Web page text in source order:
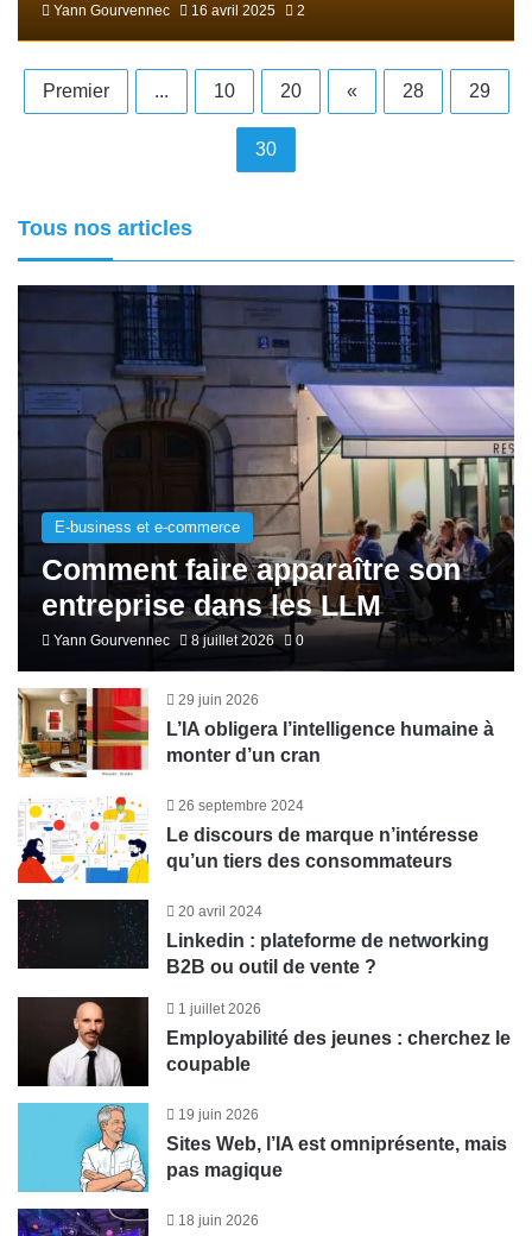
Yann Gourvennec 16 avril 2025 2
Premier ... 10 20 « 28 29
30
Tous nos articles
E-business et e-commerce
Comment faire apparaître son
entreprise dans les LLM
Yann Gourvennec 8 juillet 2026 0
29 juin 2026
L’IA obligera l’intelligence humaine à
monter d’un cran
26 septembre 2024
Le discours de marque n’intéresse
qu’un tiers des consommateurs
20 avril 2024
Linkedin : plateforme de networking
B2B ou outil de vente ?
1 juillet 2026
Employabilité des jeunes : cherchez le
coupable
19 juin 2026
Sites Web, l’IA est omniprésente, mais
pas magique
18 juin 2026